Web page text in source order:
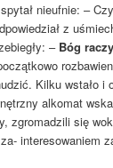
nieufnie: –
z
–Bóg
Kilku wstało i
alkomat
zgromadzili się
interesowaniem